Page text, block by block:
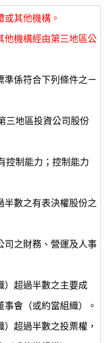
其他機構。
他機構經由第三地區公
係符合下列條件之ㄧ
三地區投資公司股份
控制能力；控制能力
半數之有表決權股份之
司之財務、營運及人事
）超過半數之主要成
會（或約當組織）。
超過半數之投票權，